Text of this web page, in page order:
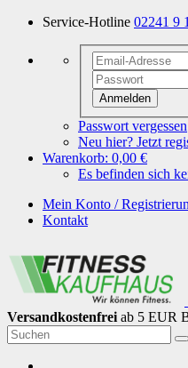
Service-Hotline 02241 9
Anmelden
Passwort vergessen
Neu hier? Jetzt
Warenkorb: 0,00 €
Es befinden sich
Mein Konto /
Kontakt
Versandkostenfrei ab 5 EUR